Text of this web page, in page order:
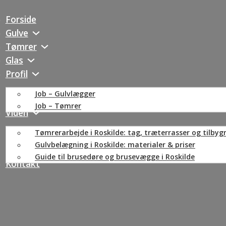
Forside
Gulve
Tømrer
Glas
Profil
Job – Gulvlægger
Job – Tømrer
Viden
Tømrerarbejde i Roskilde: tag, træterrasser og
Gulvbelægning i Roskilde: materialer & priser
Guide til brusedøre og brusevægge i Roskilde
Kontakt